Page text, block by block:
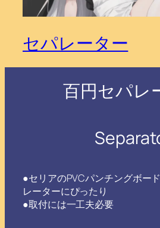
セパレーター
百円セパレ
●セリアのPVCパンチングボー
レーターにぴったり
●取付には一工夫必要